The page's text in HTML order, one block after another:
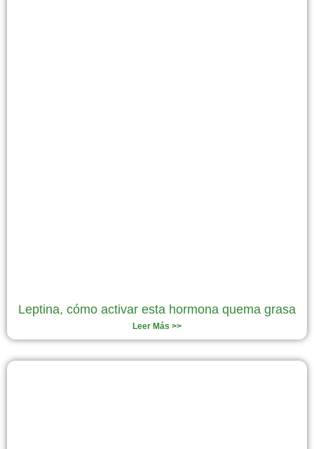
Leptina, cómo activar esta hormona quema grasa
Leer Más >>